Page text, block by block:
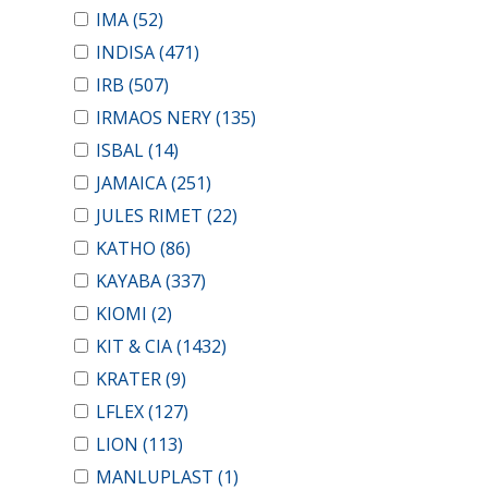
IMA(52)
INDISA(471)
IRB (507)
IRMAOS NERY(135)
ISBAL(14)
JAMAICA(251)
JULES RIMET (22)
KATHO (86)
KAYABA(337)
KIOMI (2)
KIT & CIA(1432)
KRATER(9)
LFLEX(127)
LION (113)
MANLUPLAST (1)